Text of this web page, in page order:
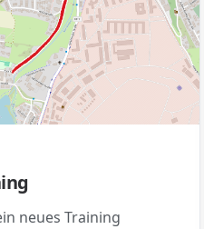
neues Training